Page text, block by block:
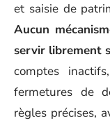
et saisie de
Aucun
servir librement
comptes
fermetures de
règles précises,